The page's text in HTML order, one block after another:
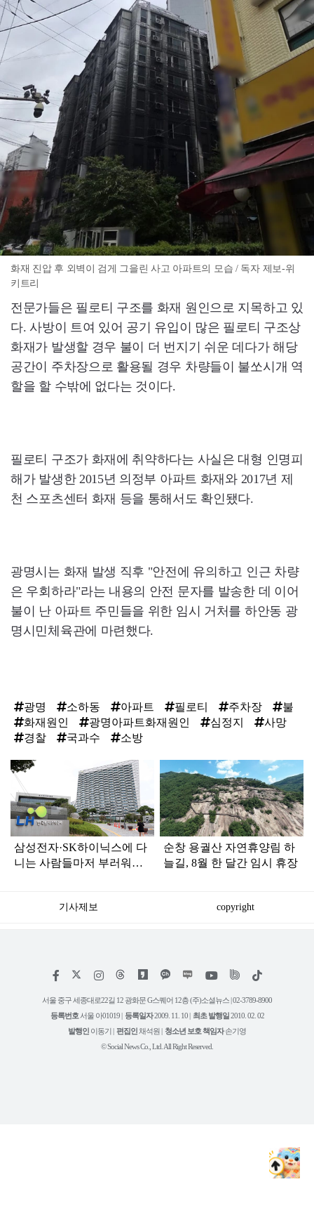
화재 진압 후 외벽이 검게 그을린 사고 아파트의 모습 / 독자 제보-위
키트리
전문가들은 필로티 구조를 화재 원인으로 지목하고 있
다. 사방이 트여 있어 공기 유입이 많은 필로티 구조상
화재가 발생할 경우 불이 더 번지기 쉬운 데다가 해당
공간이 주차장으로 활용될 경우 차량들이 불쏘시개 역
할을 할 수밖에 없다는 것이다.
필로티 구조가 화재에 취약하다는 사실은 대형 인명피
해가 발생한 2015년 의정부 아파트 화재와 2017년 제
천 스포츠센터 화재 등을 통해서도 확인됐다.
광명시는 화재 발생 직후 "안전에 유의하고 인근 차량
은 우회하라"라는 내용의 안전 문자를 발송한 데 이어
불이 난 아파트 주민들을 위한 임시 거처를 하안동 광
명시민체육관에 마련했다.
광명 소하동 아파트 필로티 주차장
불
화재원인
광명아파트화재원인 심정지
사망
경찰
국과수 소방
탑
라
인
삼성전자·SK하이닉스에 다
니는 사람들마저 부러워할
순창 용궐산 자연휴양림 하
늘길, 8월 한 달간 임시 휴장
기사제보 copyright
페
스
인
타
램
위
트
유
튜
틱
서울 중구 세종대로22길 12 광화문 G스퀘어 12층 (주)소셜뉴스 | 02-3789-8900
등록번호 서울 아01019 | 등록일자2009. 11. 10 | 최초 발행일2010. 02. 02
발행인 이동기 | 편집인채석원 | 청소년 보호 책임자손기영
© Social News Co., Ltd. All Right Reserved.